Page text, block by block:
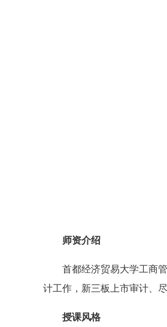
师资介绍
首都经济贸易大学工商
计工作，新三板上市审计、尽
授课风格